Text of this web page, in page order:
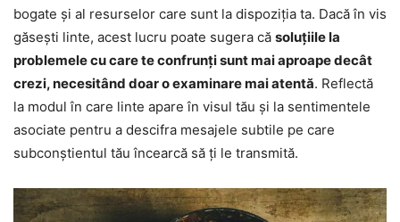
bogate și al resurselor care sunt la dispoziția ta. Dacă în vis
găsești linte, acest lucru poate sugera că soluțiile la
problemele cu care te confrunți sunt mai aproape decât
crezi, necesitând doar o examinare mai atentă. Reflectă
la modul în care linte apare în visul tău și la sentimentele
asociate pentru a descifra mesajele subtile pe care
subconștientul tău încearcă să ți le transmită.